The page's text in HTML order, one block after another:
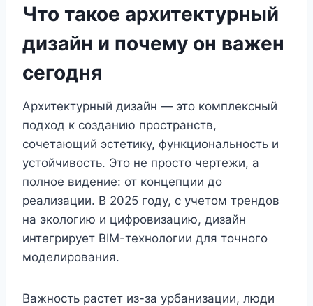
Что такое архитектурный
дизайн и почему он важен
сегодня
Архитектурный дизайн — это комплексный
подход к созданию пространств,
сочетающий эстетику, функциональность и
устойчивость. Это не просто чертежи, а
полное видение: от концепции до
реализации. В 2025 году, с учетом трендов
на экологию и цифровизацию, дизайн
интегрирует BIM-технологии для точного
моделирования.
Важность растет из-за урбанизации, люди